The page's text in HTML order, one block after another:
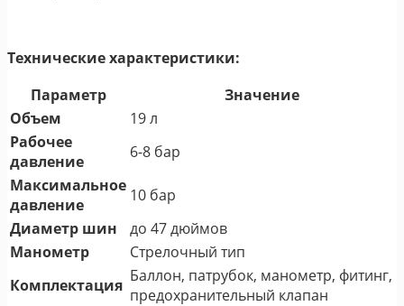
Технические характеристики:
Параметр
Значение
Объем
19 л
Рабочее
давление
6-8 бар
Максимальное
давление
10 бар
Диаметр шин
до 47 дюймов
Манометр
Стрелочный тип
Комплектация Баллон, патрубок, манометр, фитинг,
предохранительный клапан